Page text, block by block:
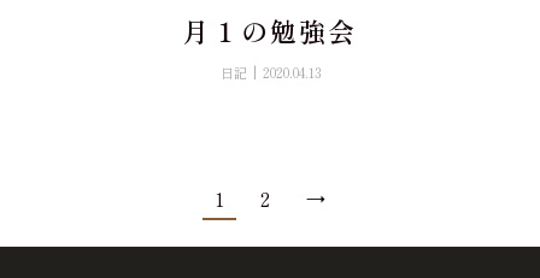
月１の勉強会
日記 2020.04.13
1 2 →